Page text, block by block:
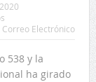
Correo Electrónico
538 y la
ha girado